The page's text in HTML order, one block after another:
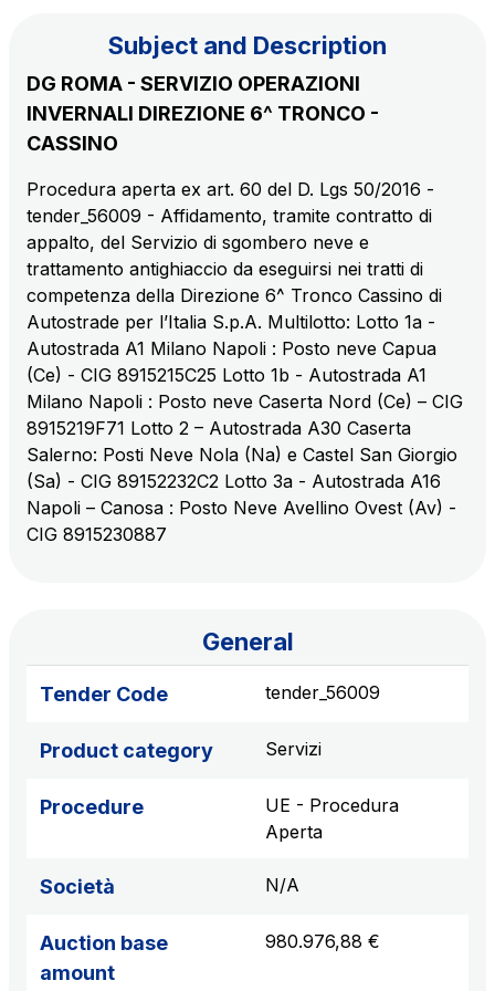
The Group
Movyon
Intelligent Transport Systems solutions
Tecne
Autostrade per l'Italia Group's engineering company
Amplia
Italy's leading company in the construction of
complex infrastructures
Elgea
Production and sale of energy from renewable
sources
Advertising spaces and services, event management
in service areas
Administrative, general and property management
toilets
Discover our App
Scan the QR Code with your mobile phone's
camera to download the App
Find out more
Subject and Description
DG ROMA - SERVIZIO OPERAZIONI
INVERNALI DIREZIONE 6^ TRONCO -
CASSINO
Procedura aperta ex art. 60 del D. Lgs 50/2016 -
tender_56009 - Affidamento, tramite contratto di
appalto, del Servizio di sgombero neve e
trattamento antighiaccio da eseguirsi nei tratti di
competenza della Direzione 6^ Tronco Cassino di
Autostrade per l’Italia S.p.A. Multilotto: Lotto 1a -
Autostrada A1 Milano Napoli : Posto neve Capua
(Ce) - CIG 8915215C25 Lotto 1b - Autostrada A1
Milano Napoli : Posto neve Caserta Nord (Ce) – CIG
8915219F71 Lotto 2 – Autostrada A30 Caserta
Salerno: Posti Neve Nola (Na) e Castel San Giorgio
(Sa) - CIG 89152232C2 Lotto 3a - Autostrada A16
Napoli – Canosa : Posto Neve Avellino Ovest (Av) -
CIG 8915230887
General
Tender Code tender_56009
Product category Servizi
Procedure
UE - Procedura
Aperta
Società N/A
Auction base
amount
980.976,88 €